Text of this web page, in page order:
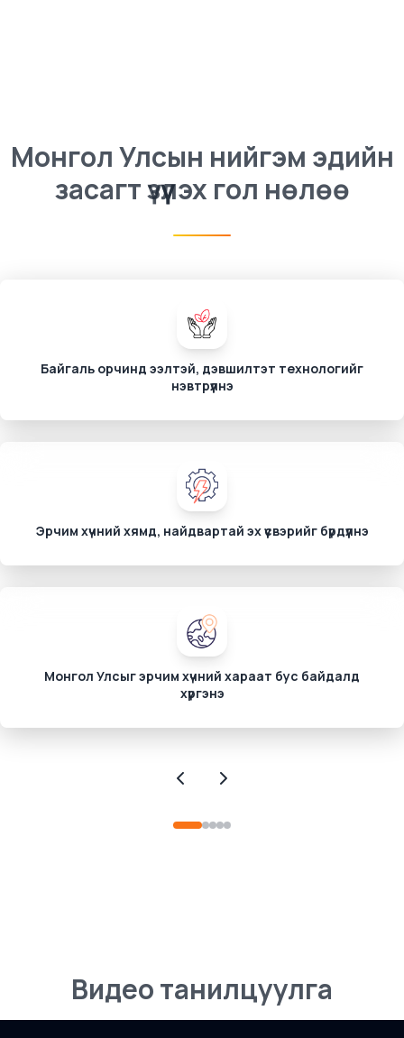
Монгол Улсын нийгэм эдийн
засагт үзүүлэх гол нөлөө
Байгаль орчинд ээлтэй, дэвшилтэт технологийг
нэвтрүүлнэ
Эрчим хүчний хямд, найдвартай эх үүсвэрийг бүрдүүлнэ
Монгол Улсыг эрчим хүчний хараат бус байдалд
хүргэнэ
Видео танилцуулга